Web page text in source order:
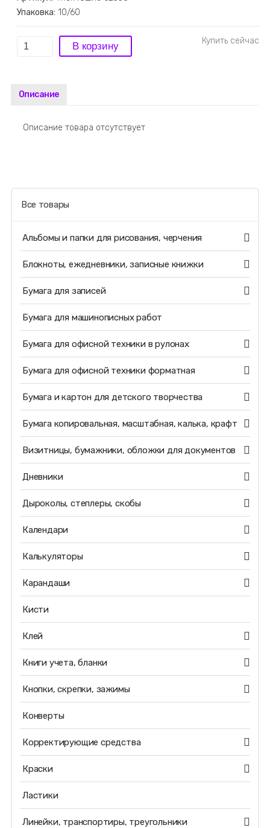
Упаковка: 10/60
Описание
Описание товара отсутствует
Все товары
Альбомы и папки для рисования, черчения
Блокноты, ежедневники, записные книжки
Бумага для записей
Бумага для машинописных работ
Бумага для офисной техники в рулонах
Бумага для офисной техники форматная
Бумага и картон для детского творчества
Бумага копировальная, масштабная, калька, крафт
Визитницы, бумажники, обложки для документов
Дневники
Дыроколы, степлеры, скобы
Календари
Калькуляторы
Карандаши
Кисти
Клей
Книги учета, бланки
Кнопки, скрепки, зажимы
Конверты
Корректирующие средства
Краски
Ластики
Линейки, транспортиры, треугольники